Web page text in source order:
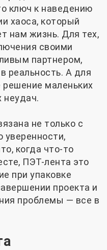
ключ к наведению
хаоса, который
нам жизнь. Для тех,
своими
партнером,
реальность. А для
решение маленьких
не только с
уверенности,
когда что-то
ПЭТ-лента это
при упаковке
проекта и
проблемы — все в